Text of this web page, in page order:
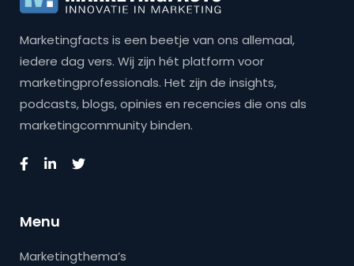
Marketingfacts is een beetje van ons allemaal,
iedere dag vers. Wij zijn hét platform voor
marketingprofessionals. Het zijn de insights,
podcasts, blogs, opinies en recencies die ons als
marketingcommunity binden.
Menu
Marketingthema’s